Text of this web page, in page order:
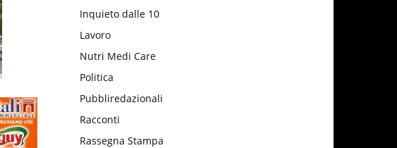
Inquieto dalle 10
Lavoro
Nutri Medi Care
Politica
Pubbliredazionali
Racconti
Rassegna Stampa